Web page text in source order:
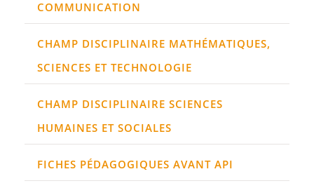
COMMUNICATION
CHAMP DISCIPLINAIRE MATHÉMATIQUES,
SCIENCES ET TECHNOLOGIE
CHAMP DISCIPLINAIRE SCIENCES
HUMAINES ET SOCIALES
FICHES PÉDAGOGIQUES AVANT API